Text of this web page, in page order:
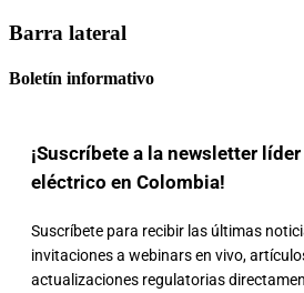
Barra lateral
Boletín informativo
¡Suscríbete a la newsletter
eléctrico en Colombia!
Suscríbete para recibir las últimas
invitaciones a webinars en vivo,
actualizaciones regulatorias